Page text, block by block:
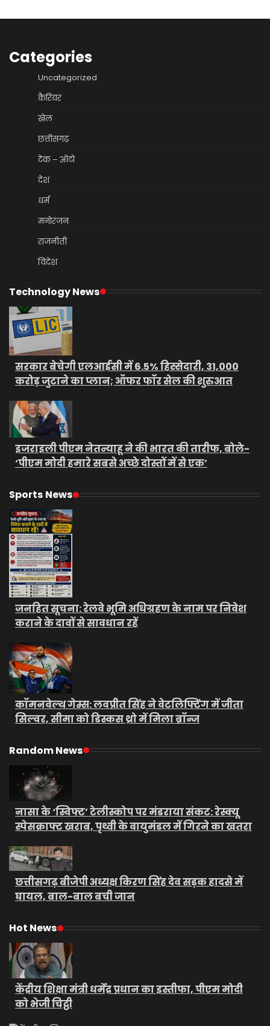
Categories
Uncategorized
कैरियर
खेल
छत्तीसगढ़
टेक – ऑटो
देश
धर्म
मनोरंजन
राजनीती
विदेश
Technology News
सरकार बेचेगी एलआईसी में 6.5% हिस्सेदारी, 31,000
करोड़ जुटाने का प्लान; ऑफर फॉर सेल की शुरुआत
इजराइली पीएम नेतन्याहू ने की भारत की तारीफ, बोले-
‘पीएम मोदी हमारे सबसे अच्छे दोस्तों में से एक’
Sports News
जनहित सूचना: रेलवे भूमि अधिग्रहण के नाम पर निवेश
कराने के दावों से सावधान रहें
कॉमनवेल्थ गेम्स: लवप्रीत सिंह ने वेटलिफ्टिंग में जीता
सिल्वर, सीमा को डिस्कस थ्रो में मिला ब्रॉन्ज
Random News
नासा के ‘स्विफ्ट’ टेलीस्कोप पर मंडराया संकट: रेस्क्यू
स्पेसक्राफ्ट खराब, पृथ्वी के वायुमंडल में गिरने का खतरा
छत्तीसगढ़ बीजेपी अध्यक्ष किरण सिंह देव सड़क हादसे में
घायल, बाल-बाल बची जान
Hot News
केंद्रीय शिक्षा मंत्री धर्मेंद्र प्रधान का इस्तीफा, पीएम मोदी
को भेजी चिट्ठी